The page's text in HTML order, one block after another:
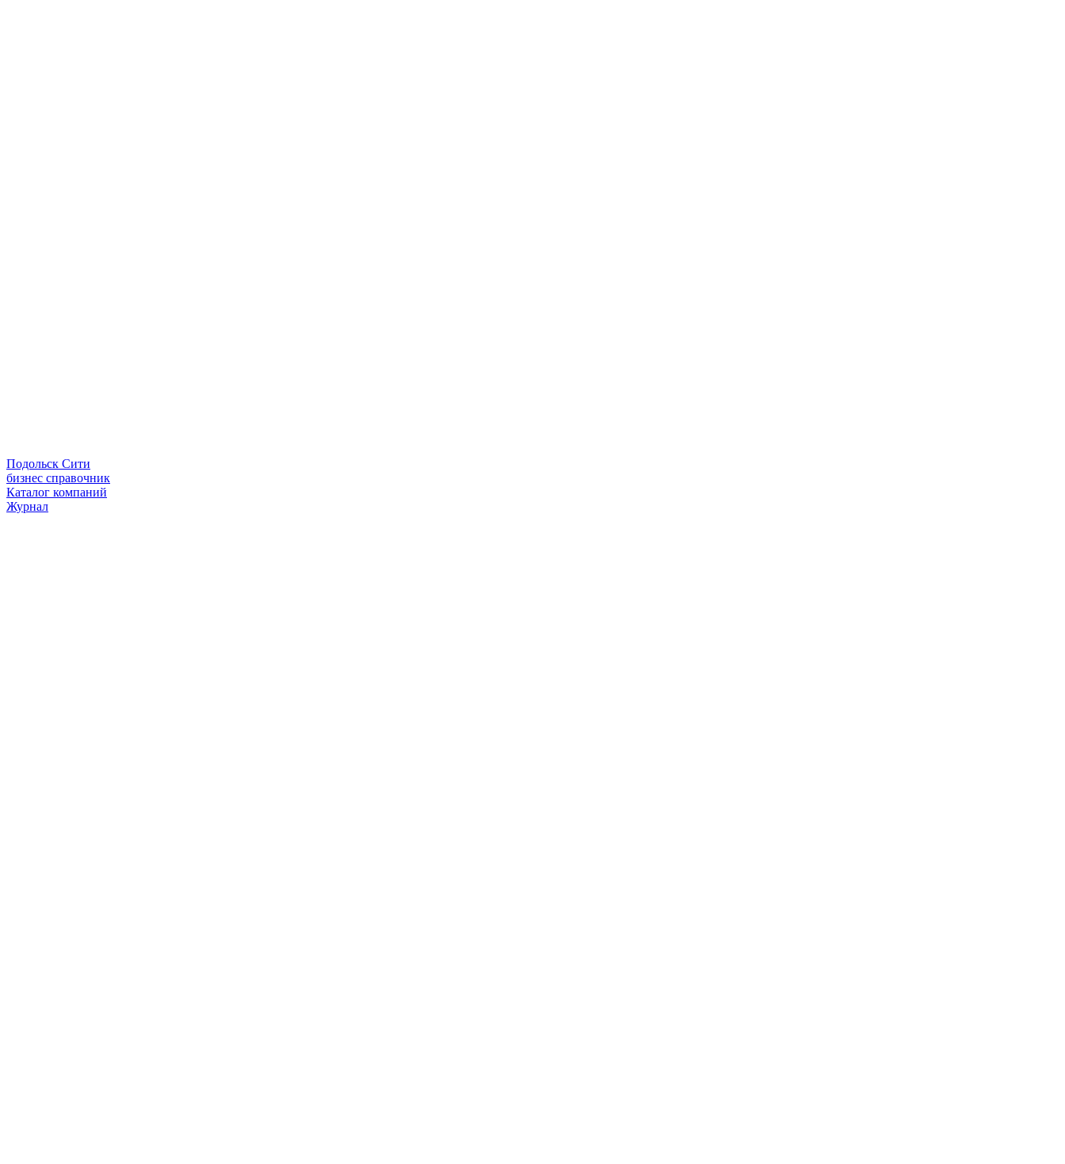
Подольск Сити
бизнес справочник
Каталог компаний
Журнал